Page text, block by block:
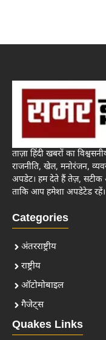
ताज़ा हिंदी खबरों का
राजनीति, खेल, मनोरंजन,
अपडेट। हम देते हैं तेज़, सटीक
ताकि आप हमेशा अपडेटेड रहें।
Categories
अंतरराष्ट्रीय
राष्ट्रीय
ऑटोमोबाइल
गैजेट्स
Quakes Links